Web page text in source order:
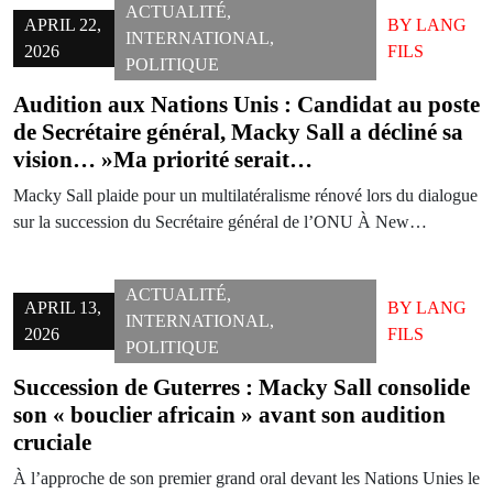
APRIL 22,
2026
ACTUALITÉ,
INTERNATIONAL,
POLITIQUE
BYLANG
FILS
Audition aux Nations Unis : Candidat au poste
de Secrétaire général, Macky Sall a décliné sa
vision… »Ma priorité serait…
Macky Sall plaide pour un multilatéralisme rénové lors du dialogue
sur la succession du Secrétaire général de l’ONU À New…
APRIL 13,
2026
ACTUALITÉ,
INTERNATIONAL,
POLITIQUE
BYLANG
FILS
Succession de Guterres : Macky Sall consolide
son « bouclier africain » avant son audition
cruciale
À l’approche de son premier grand oral devant les Nations Unies le